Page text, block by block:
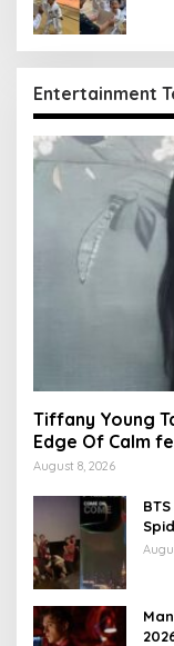
Entertainment
Tiffany Young
Edge Of Calm
August 8, 2026